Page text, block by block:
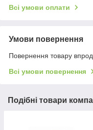
Всі умови оплати
Умови повернення
Повернення товару
Всі умови повернення
Подібні товари